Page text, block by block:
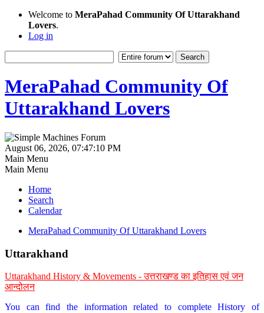
Welcome to MeraPahad Community Of Uttarakhand
Lovers.
Log in
MeraPahad Community Of
Uttarakhand Lovers
August 06, 2026, 07:47:10 PM
Main Menu
Main Menu
Home
Search
Calendar
MeraPahad Community Of Uttarakhand Lovers
Uttarakhand
Uttarakhand History & Movements - उत्तराखण्ड का इतिहास एवं जन
आन्दोलन
You can find the information related to complete History of